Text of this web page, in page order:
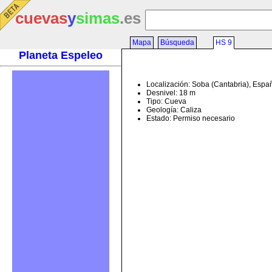
cuevasysimas.es
Planeta Espeleo
Mapa Búsqueda HS 9
Localización: Soba (Cantabria),
Desnivel: 18 m
Tipo: Cueva
Geología: Caliza
Estado: Permiso necesario